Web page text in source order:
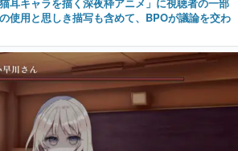
耳キャラを描く深夜枠アニメ」に視聴者の一部
使用と思しき描写も含めて、BPOが議論を交わ